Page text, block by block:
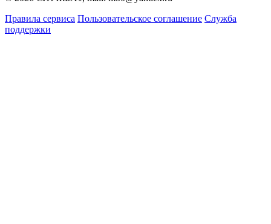
Правила сервиса Пользовательское соглашение Служба
поддержки